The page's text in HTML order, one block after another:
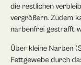
die restlichen
vergrößern. Zudem
narbenfrei gestrafft
Über kleine Narben
Fettgewebe durch